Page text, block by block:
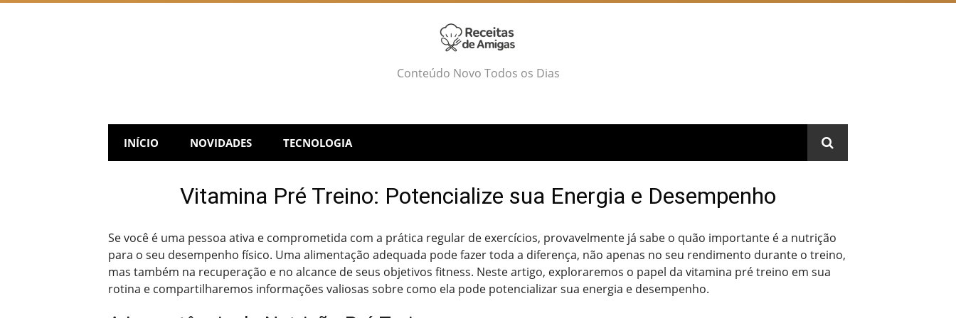
Skip
Conteúdo Novo Todos os Dias
INÍCIO NOVIDADES TECNOLOGIA
Vitamina Pré Treino: Potencialize sua Energia e Desempenho
Se você é uma pessoa ativa e comprometida com a prática regular de exercícios, provavelmente já sabe o quão importante é a nutrição
para o seu desempenho físico. Uma alimentação adequada pode fazer toda a diferença, não apenas no seu rendimento durante o treino,
mas também na recuperação e no alcance de seus objetivos fitness. Neste artigo, exploraremos o papel da vitamina pré treino em sua
rotina e compartilharemos informações valiosas sobre como ela pode potencializar sua energia e desempenho.